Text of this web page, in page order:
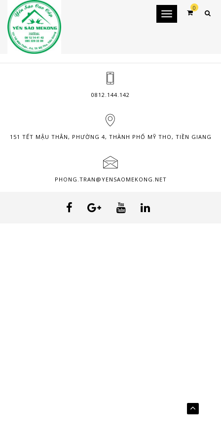
0
Toggle
0812.144.142
151 TẾT MẬU THÂN, PHƯỜNG 4, THÀNH PHỐ MỸ THO, TIỀN GIANG
PHONG.TRAN@YENSAOMEKONG.NET